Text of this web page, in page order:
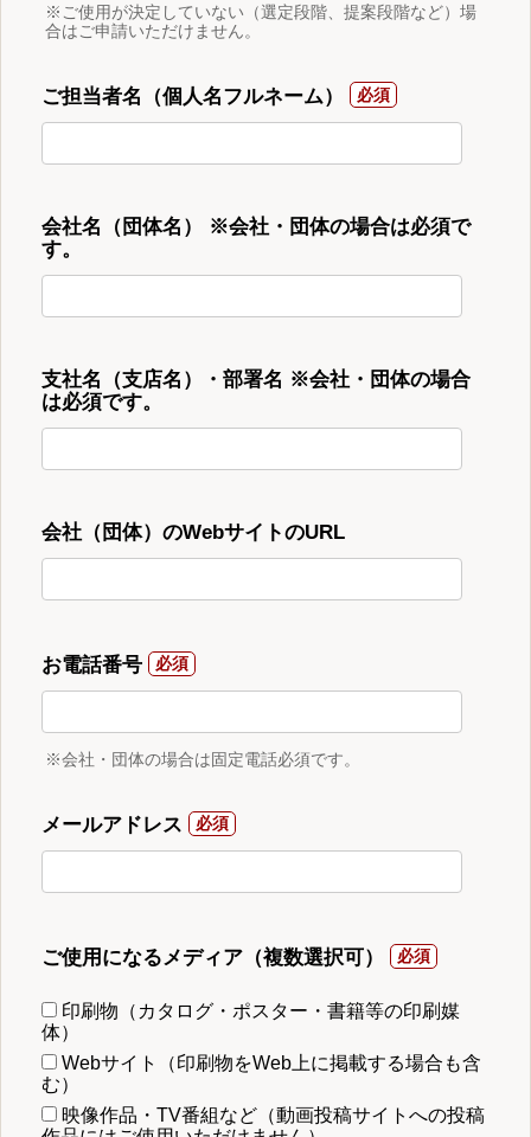
※ご使用が決定していない（選定段階、提案段階など）場
合はご申請いただけません。
ご担当者名（個人名フルネーム）
会社名（団体名） ※会社・団体の場合は必須で
す。
支社名（支店名）・部署名 ※会社・団体の場合
は必須です。
会社（団体）のWebサイトのURL
お電話番号
※会社・団体の場合は固定電話必須です。
メールアドレス
ご使用になるメディア（複数選択可）
印刷物（カタログ・ポスター・書籍等の印刷媒
体）
Webサイト（印刷物をWeb上に掲載する場合も含
む）
映像作品・TV番組など（動画投稿サイトへの投稿